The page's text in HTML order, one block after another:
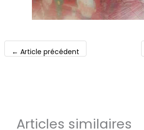
← Article précédent
Articles similaires